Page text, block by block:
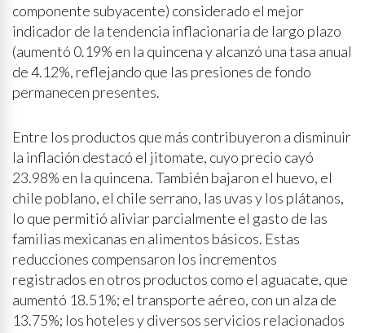
componente subyacente) considerado el mejor
indicador de la tendencia inflacionaria de largo plazo
(aumentó 0.19% en la quincena y alcanzó una tasa anual
de 4.12%, reflejando que las presiones de fondo
permanecen presentes.
Entre los productos que más contribuyeron a disminuir
la inflación destacó el jitomate, cuyo precio cayó
23.98% en la quincena. También bajaron el huevo, el
chile poblano, el chile serrano, las uvas y los plátanos,
lo que permitió aliviar parcialmente el gasto de las
familias mexicanas en alimentos básicos. Estas
reducciones compensaron los incrementos
registrados en otros productos como el aguacate, que
aumentó 18.51%; el transporte aéreo, con un alza de
13.75%; los hoteles y diversos servicios relacionados